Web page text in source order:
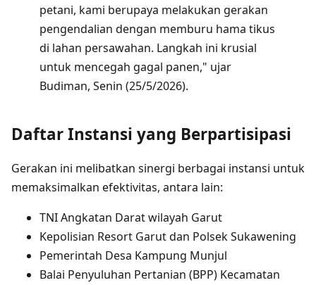
petani, kami berupaya melakukan gerakan
pengendalian dengan memburu hama tikus
di lahan persawahan. Langkah ini krusial
untuk mencegah gagal panen," ujar
Budiman, Senin (25/5/2026).
Daftar Instansi yang Berpartisipasi
Gerakan ini melibatkan sinergi berbagai instansi untuk
memaksimalkan efektivitas, antara lain:
TNI Angkatan Darat wilayah Garut
Kepolisian Resort Garut dan Polsek Sukawening
Pemerintah Desa Kampung Munjul
Balai Penyuluhan Pertanian (BPP) Kecamatan